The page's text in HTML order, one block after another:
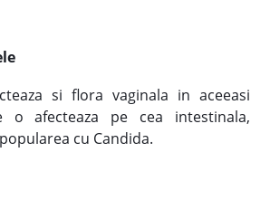
si flora vaginala in aceeasi
o afecteaza pe cea intestinala,
cu Candida.